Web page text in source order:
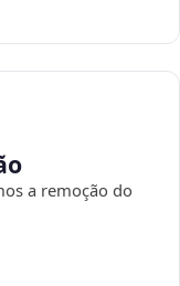
a remoção do